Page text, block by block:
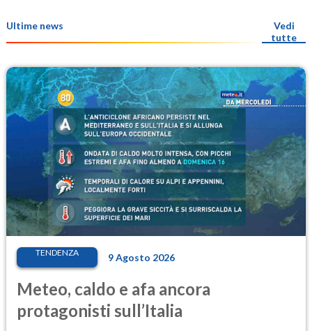
Ultime news
Vedi
tutte
TENDENZA 9 Agosto 2026
Meteo, caldo e afa ancora
protagonisti sull’Italia